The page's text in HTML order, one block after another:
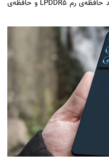
در کنار این پردازنده احتمالاً ما شاهد حافظه‌ی رم LPDDR5 و حافظه‌ی